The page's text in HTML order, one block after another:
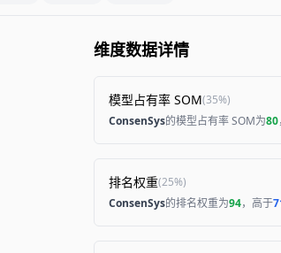
维度数据详情
模型占有率 SOM(35%)
ConsenSys的模型占有率 SOM为80
排名权重(25%)
ConsenSys的排名权重为94，高于